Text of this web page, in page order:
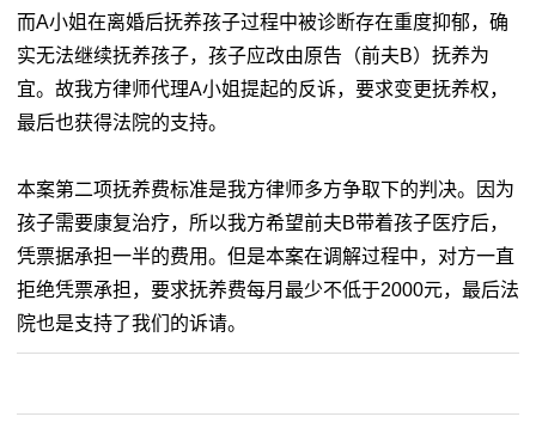
而A小姐在离婚后抚养孩子过程中被诊断存在重度抑郁，确
实无法继续抚养孩子，孩子应改由原告（前夫B）抚养为
宜。故我方律师代理A小姐提起的反诉，要求变更抚养权，
最后也获得法院的支持。
本案第二项抚养费标准是我方律师多方争取下的判决。因为
孩子需要康复治疗，所以我方希望前夫B带着孩子医疗后，
凭票据承担一半的费用。但是本案在调解过程中，对方一直
拒绝凭票承担，要求抚养费每月最少不低于2000元，最后法
院也是支持了我们的诉请。